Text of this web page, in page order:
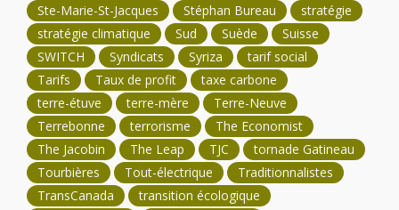
Ste-Marie-St-Jacques
Stéphan Bureau
stratégie
stratégie climatique
Sud Suède
Suisse
SWITCH
Syndicats Syriza
tarif social
Tarifs
Taux de profit
taxe carbone
terre-étuve
terre-mère
Terre-Neuve
Terrebonne
terrorisme
The Economist
The Jacobin
The Leap TJC
tornade Gatineau
Tourbières
Tout-électrique
Traditionnalistes
TransCanada
transition écologique